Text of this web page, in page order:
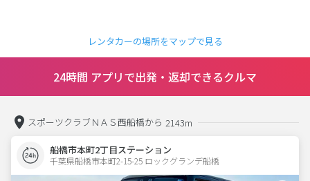
レンタカーの場所をマップで見る
24時間 アプリで出発・返却できるクルマ
スポーツクラブＮＡＳ西船橋から 2143m
船橋市本町2丁目ステーション
千葉県船橋市本町2-15-25 ロックグランデ船橋